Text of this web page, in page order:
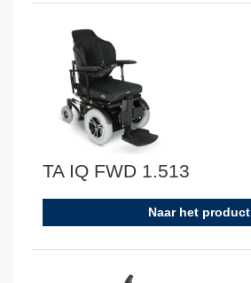
TA IQ FWD 1.513
Naar het product